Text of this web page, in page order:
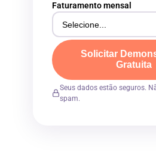
Faturamento mensal
Solicitar
Gratuita
Seus dados estão seguros.
spam.